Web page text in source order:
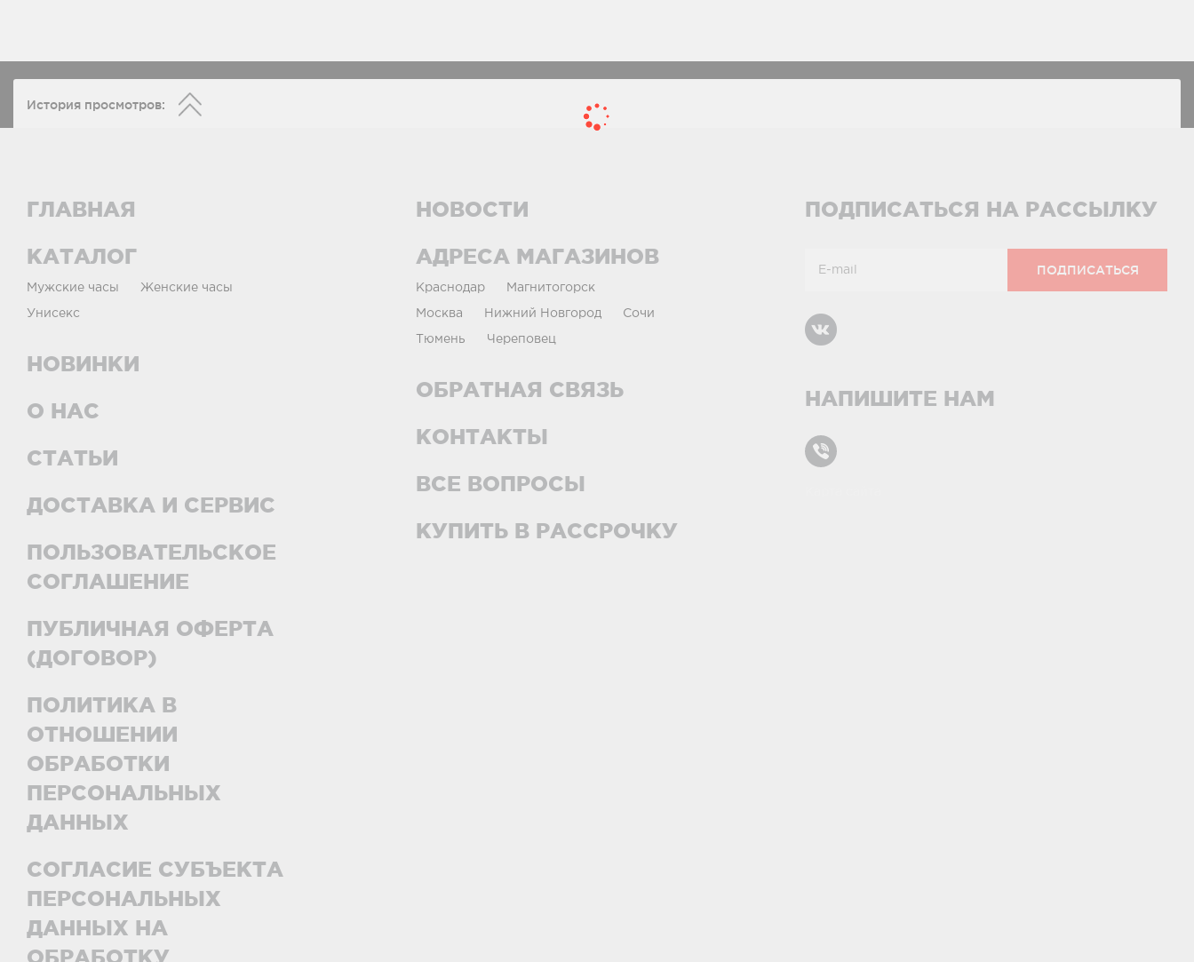
История просмотров:
ГЛАВНАЯ
КАТАЛОГ
Мужские часы Женские часы
Унисекс
НОВИНКИ
О НАС
СТАТЬИ
ДОСТАВКА И СЕРВИС
ПОЛЬЗОВАТЕЛЬСКОЕ
СОГЛАШЕНИЕ
ПУБЛИЧНАЯ ОФЕРТА
(ДОГОВОР)
ПОЛИТИКА В
ОТНОШЕНИИ
ОБРАБОТКИ
ПЕРСОНАЛЬНЫХ
ДАННЫХ
СОГЛАСИЕ СУБЪЕКТА
ПЕРСОНАЛЬНЫХ
ДАННЫХ НА
ОБРАБОТКУ
НОВОСТИ
АДРЕСА МАГАЗИНОВ
Краснодар Магнитогорск
Москва Нижний Новгород Сочи
Тюмень Череповец
ОБРАТНАЯ СВЯЗЬ
КОНТАКТЫ
ВСЕ ВОПРОСЫ
КУПИТЬ В РАССРОЧКУ
ПОДПИСАТЬСЯ НА РАССЫЛКУ
НАПИШИТЕ НАМ